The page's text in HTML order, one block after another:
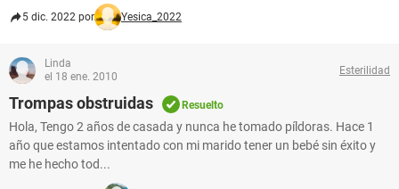
5 dic. 2022 por Yesica_2022
Linda
el 18 ene. 2010
Esterilidad
Trompas obstruidas Resuelto
Hola, Tengo 2 años de casada y nunca he tomado píldoras. Hace 1
año que estamos intentado con mi marido tener un bebé sin éxito y
me he hecho tod...